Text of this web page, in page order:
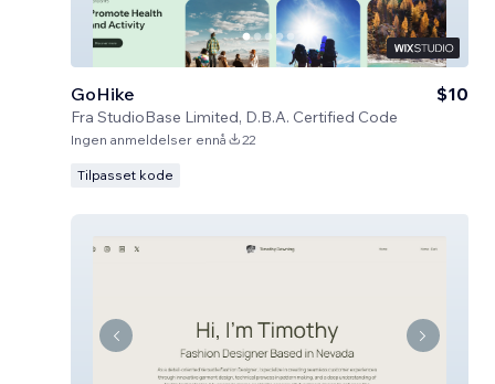
GoHike
Fra StudioBase Limited, D.B.A. Certified Code
$10
Ingen anmeldelser ennå 22
Tilpasset kode